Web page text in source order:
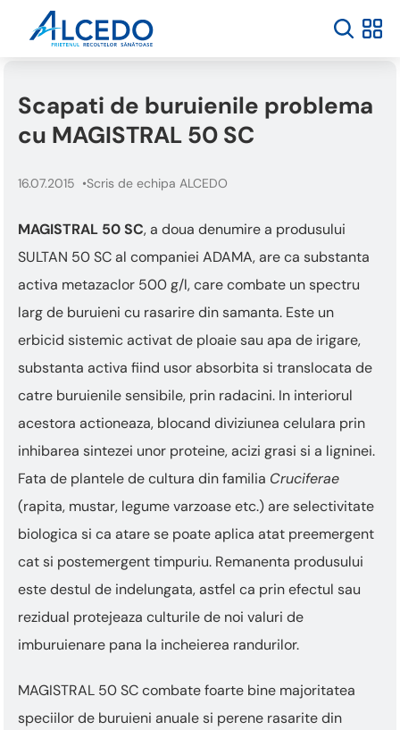
Scapati de buruienile problema
cu MAGISTRAL 50 SC
16.07.2015 Scris de echipa ALCEDO
MAGISTRAL 50 SC, a doua denumire a produsului
SULTAN 50 SC al companiei ADAMA, are ca substanta
activa metazaclor 500 g/l, care combate un spectru
larg de buruieni cu rasarire din samanta. Este un
erbicid sistemic activat de ploaie sau apa de irigare,
substanta activa fiind usor absorbita si translocata de
catre buruienile sensibile, prin radacini. In interiorul
acestora actioneaza, blocand diviziunea celulara prin
inhibarea sintezei unor proteine, acizi grasi si a ligninei.
Fata de plantele de cultura din familia Cruciferae
(rapita, mustar, legume varzoase etc.) are selectivitate
biologica si ca atare se poate aplica atat preemergent
cat si postemergent timpuriu. Remanenta produsului
este destul de indelungata, astfel ca prin efectul sau
rezidual protejeaza culturile de noi valuri de
imburuienare pana la incheierea randurilor.
MAGISTRAL 50 SC combate foarte bine majoritatea
speciilor de buruieni anuale si perene rasarite din